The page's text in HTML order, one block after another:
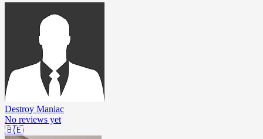
Destroy Maniac
No reviews yet
🇧🇪